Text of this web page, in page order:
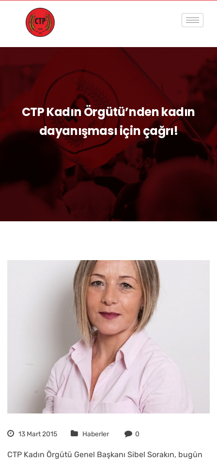
CTP Kadın Örgütü’nden kadın
dayanışması için çağrı!‏
13 Mart 2015 Haberler 0
CTP Kadın Örgütü Genel Başkanı Sibel Sorakın, bugün